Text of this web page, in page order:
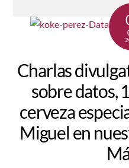
Charlas
sobre datos,
cerveza
Miguel en